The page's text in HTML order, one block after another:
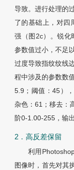
导致。进行处理的
了的基础上，对四
强（ 图2c）。锐化
参数值过小，不足
过度导致指纹纹线
程中涉及的参数数
5.9；阈值：45）
杂色：61；移去：
阶0-1.00-255，输
2．高反差保留
利用
图像时，首先对其